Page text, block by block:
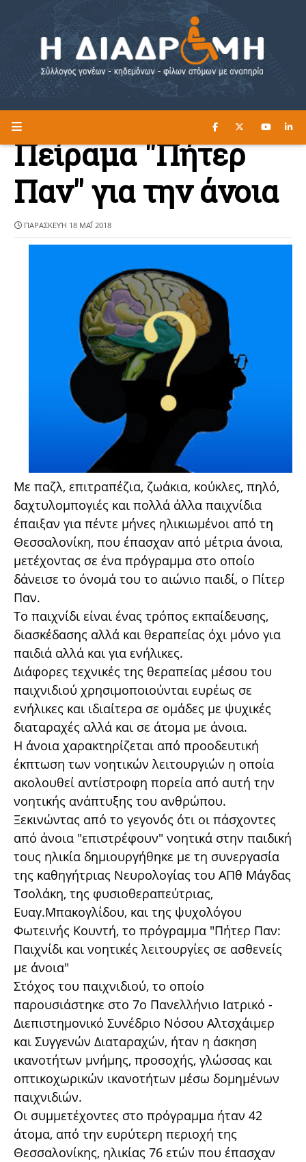
Η ΔΙΑΔΡΟΜΗ ΔΙΑΒΑΣΤΕ ΕΔΩ ►
Πείραμα "Πήτερ
Παν" για την άνοια
ΠΑΡΑΣΚΕΥΉ 18 ΜΑΪ́ 2018
Με παζλ, επιτραπέζια, ζωάκια, κούκλες, πηλό,
δαχτυλομπογιές και πολλά άλλα παιχνίδια
έπαιξαν για πέντε μήνες ηλικιωμένοι από τη
Θεσσαλονίκη, που έπασχαν από μέτρια άνοια,
μετέχοντας σε ένα πρόγραμμα στο οποίο
δάνεισε το όνομά του το αιώνιο παιδί, ο Πίτερ
Παν.
Το παιχνίδι είναι ένας τρόπος εκπαίδευσης,
διασκέδασης αλλά και θεραπείας όχι μόνο για
παιδιά αλλά και για ενήλικες.
Διάφορες τεχνικές της θεραπείας μέσου του
παιχνιδιού χρησιμοποιούνται ευρέως σε
ενήλικες και ιδιαίτερα σε ομάδες με ψυχικές
διαταραχές αλλά και σε άτομα με άνοια.
Η άνοια χαρακτηρίζεται από προοδευτική
έκπτωση των νοητικών λειτουργιών η οποία
ακολουθεί αντίστροφη πορεία από αυτή την
νοητικής ανάπτυξης του ανθρώπου.
Ξεκινώντας από το γεγονός ότι οι πάσχοντες
από άνοια "επιστρέφουν" νοητικά στην παιδική
τους ηλικία δημιουργήθηκε με τη συνεργασία
της καθηγήτριας Νευρολογίας του ΑΠθ Μάγδας
Τσολάκη, της φυσιοθεραπεύτριας,
Ευαγ.Μπακογλίδου, και της ψυχολόγου
Φωτεινής Κουντή, το πρόγραμμα "Πήτερ Παν:
Παιχνίδι και νοητικές λειτουργίες σε ασθενείς
με άνοια"
Στόχος του παιχνιδιού, το οποίο
παρουσιάστηκε στο 7ο Πανελλήνιο Ιατρικό -
Διεπιστημονικό Συνέδριο Νόσου Αλτσχάιμερ
και Συγγενών Διαταραχών, ήταν η άσκηση
ικανοτήτων μνήμης, προσοχής, γλώσσας και
οπτικοχωρικών ικανοτήτων μέσω δομημένων
παιχνιδιών.
Οι συμμετέχοντες στο πρόγραμμα ήταν 42
άτομα, από την ευρύτερη περιοχή της
Θεσσαλονίκης, ηλικίας 76 ετών που έπασχαν